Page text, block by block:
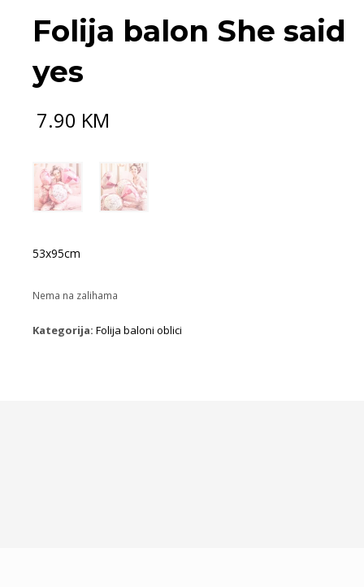
Folija balon She said
yes
7.90 KM
53x95cm
Nema na zalihama
Kategorija: Folija baloni oblici